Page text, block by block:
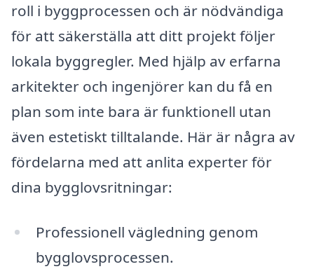
roll i byggprocessen och är nödvändiga
för att säkerställa att ditt projekt följer
lokala byggregler. Med hjälp av erfarna
arkitekter och ingenjörer kan du få en
plan som inte bara är funktionell utan
även estetiskt tilltalande. Här är några av
fördelarna med att anlita experter för
dina bygglovsritningar:
Professionell vägledning genom
bygglovsprocessen.